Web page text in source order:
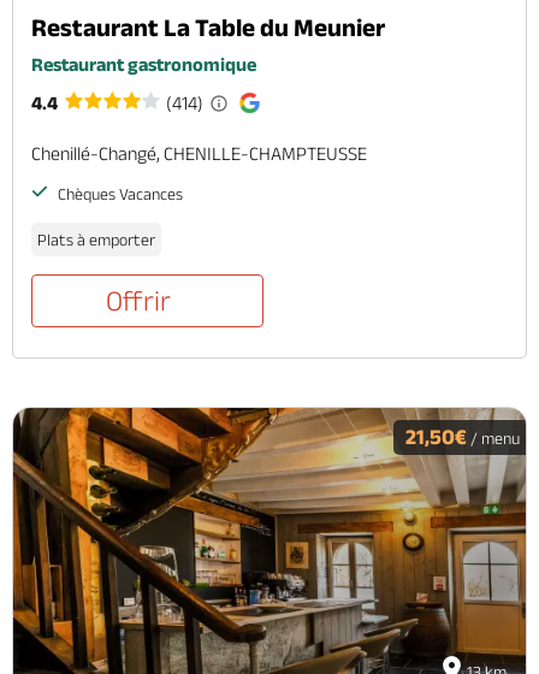
Restaurant La Table du Meunier
Restaurant gastronomique
4.4
(414)
Chenillé-Changé, CHENILLE-CHAMPTEUSSE
Chèques Vacances
Plats à emporter
Offrir
21,50€ / menu